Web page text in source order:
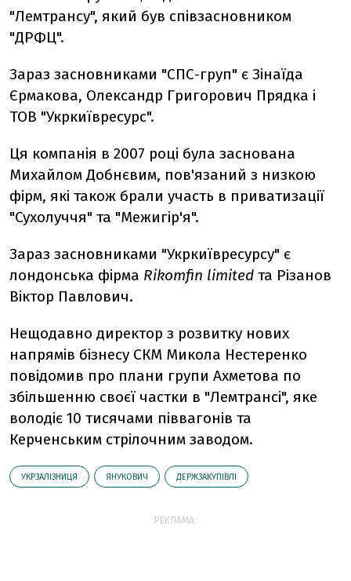
"Лемтрансу", який був співзасновником
"ДРФЦ".
Зараз засновниками "СПС-груп" є Зінаїда
Єрмакова, Олександр Григорович Прядка і
ТОВ "Укркиївресурс".
Ця компанія в 2007 році була заснована
Михайлом Добнєвим, пов'язаний з низкою
фірм, які також брали участь в приватизації
"Сухолуччя" та "Межигір'я".
Зараз засновниками "Укркиївресурсу" є
лондонська фірма Rikomfin limited та Різанов
Віктор Павлович.
Нещодавно директор з розвитку нових
напрямів бізнесу СКМ Микола Нестеренко
повідомив про плани групи Ахметова по
збільшенню своєї частки в "Лемтрансі", яке
володіє 10 тисячами піввагонів та
Керченським стрілочним заводом.
УКРЗАЛІЗНИЦЯ ЯНУКОВИЧ ДЕРЖЗАКУПІВЛІ
РЕКЛАМА: